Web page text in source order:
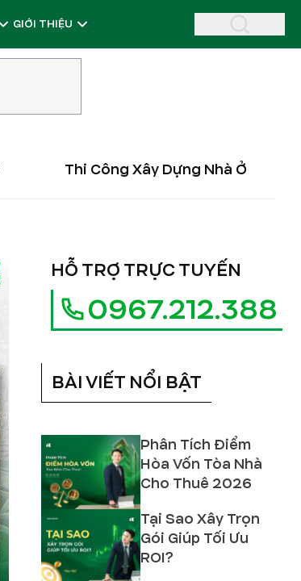
GIỚI THIỆU
Thi Công Xây Dựng Nhà Ở
HỖ TRỢ TRỰC TUYẾN
0967.212.388
BÀI VIẾT NỔI BẬT
Phân Tích Điểm
Hòa Vốn Tòa Nhà
Cho Thuê 2026
Tại Sao Xây Trọn
Gói Giúp Tối Ưu
ROI?